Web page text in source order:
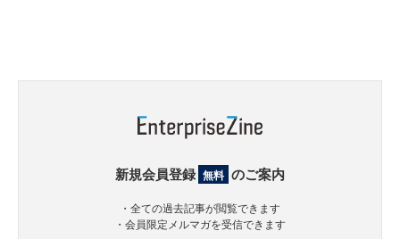
新規会員登録 無料 のご案内
・全ての過去記事が閲覧できます
・会員限定メルマガを受信できます